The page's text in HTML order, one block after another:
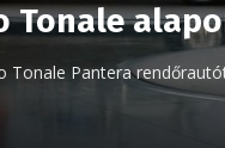
Tonale
Tonale Pantera